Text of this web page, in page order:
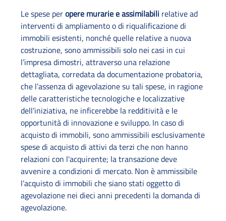
Le spese peropere murarie e assimilabili relative ad
interventi di ampliamento o di riqualificazione di
immobili esistenti, nonché quelle relative a nuova
costruzione, sono ammissibili solo nei casi in cui
l’impresa dimostri, attraverso una relazione
dettagliata, corredata da documentazione probatoria,
che l’assenza di agevolazione su tali spese, in ragione
delle caratteristiche tecnologiche e localizzative
dell’iniziativa, ne inficerebbe la redditività e le
opportunità di innovazione e sviluppo. In caso di
acquisto di immobili, sono ammissibili esclusivamente
spese di acquisto di attivi da terzi che non hanno
relazioni con l'acquirente; la transazione deve
avvenire a condizioni di mercato. Non è ammissibile
l’acquisto di immobili che siano stati oggetto di
agevolazione nei dieci anni precedenti la domanda di
agevolazione.